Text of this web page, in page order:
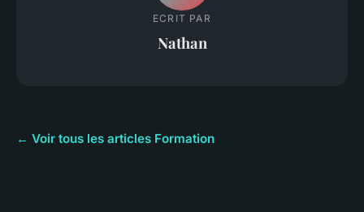
ECRIT PAR
Nathan
← Voir tous les articles Formation